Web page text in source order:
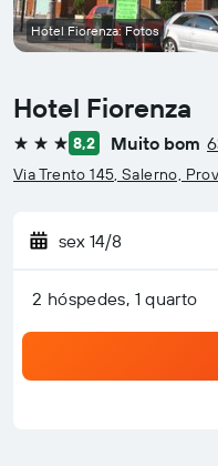
Hotel Fiorenza
3 estrelas8,2 Muito bom
Via Trento 145, Salerno,
sex 14/8
2 hóspedes, 1 quarto
Hotel Fiorenza: Fotos